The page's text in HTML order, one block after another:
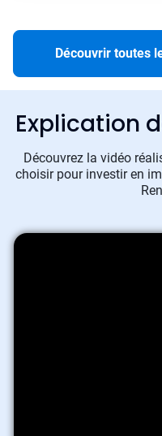
Découvrir toutes
Explication
Découvrez la vidéo
choisir pour investir en